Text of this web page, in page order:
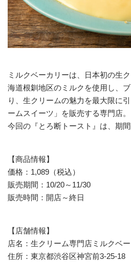
ミルクベーカリーは、日本初の生
海道根釧地区のミルクを使用し、
り、生クリームの魅力を最大限に
ームスイーツ」を販売する専門店。
今回の『とろ断トースト』は、期間
【商品情報】
価格：1,089（税込）
販売期間：10/20～11/30
販売時間：開店～終日
【店舗情報】
店名：生クリーム専門店ミルクベ
住所：東京都渋谷区神宮前3-25-18